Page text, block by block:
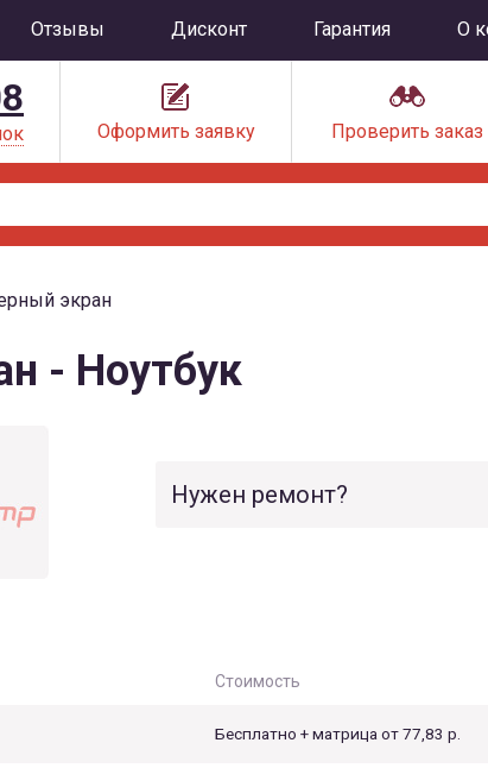
Отзывы Дисконт Гарантия О
Оформить заявку Проверить заказ
экран
- Ноутбук
Нужен ремонт?
Стоимость
Бесплатно + матрица от 77,83 р.